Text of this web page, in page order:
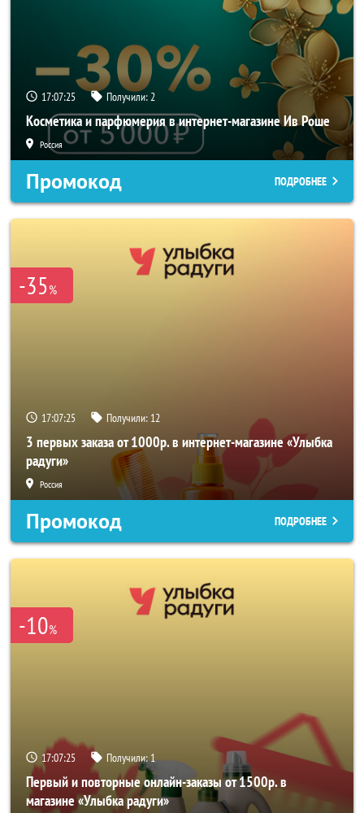
17:07:24 Получили:2
Косметика и парфюмерия в интернет-магазине Ив Роше
Россия
Промокод ПОДРОБНЕЕ
-35%
17:07:24 Получили: 12
3 первых заказа от 1000р. в интернет-магазине «Улыбка
радуги»
Россия
Промокод ПОДРОБНЕЕ
-10%
17:07:24 Получили:1
Первый и повторные онлайн-заказы от 1500р. в
магазине «Улыбка радуги»